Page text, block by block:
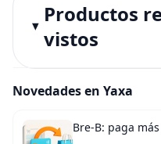
Productos
vistos
Novedades en Yaxa
Bre-B: paga